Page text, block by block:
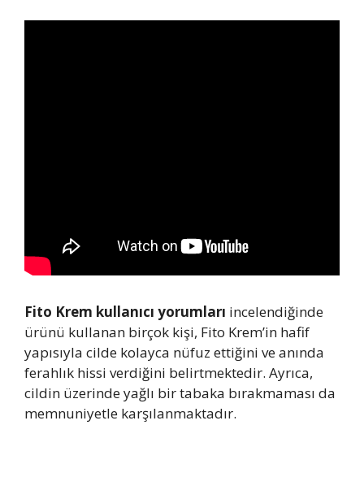
Fito Krem kullanıcı yorumları incelendiğinde
ürünü kullanan birçok kişi, Fito Krem’in hafif
yapısıyla cilde kolayca nüfuz ettiğini ve anında
ferahlık hissi verdiğini belirtmektedir. Ayrıca,
cildin üzerinde yağlı bir tabaka bırakmaması da
memnuniyetle karşılanmaktadır.